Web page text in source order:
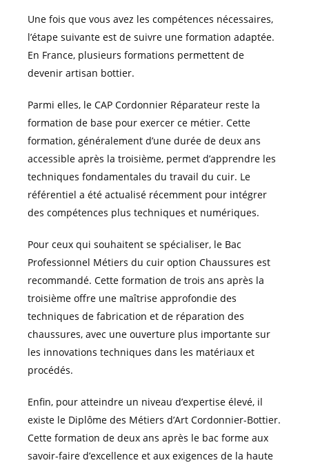
Une fois que vous avez les compétences nécessaires,
l’étape suivante est de suivre une formation adaptée.
En France, plusieurs formations permettent de
devenir artisan bottier.
Parmi elles, le CAP Cordonnier Réparateur reste la
formation de base pour exercer ce métier. Cette
formation, généralement d’une durée de deux ans
accessible après la troisième, permet d’apprendre les
techniques fondamentales du travail du cuir. Le
référentiel a été actualisé récemment pour intégrer
des compétences plus techniques et numériques.
Pour ceux qui souhaitent se spécialiser, le Bac
Professionnel Métiers du cuir option Chaussures est
recommandé. Cette formation de trois ans après la
troisième offre une maîtrise approfondie des
techniques de fabrication et de réparation des
chaussures, avec une ouverture plus importante sur
les innovations techniques dans les matériaux et
procédés.
Enfin, pour atteindre un niveau d’expertise élevé, il
existe le Diplôme des Métiers d’Art Cordonnier-Bottier.
Cette formation de deux ans après le bac forme aux
savoir-faire d’excellence et aux exigences de la haute